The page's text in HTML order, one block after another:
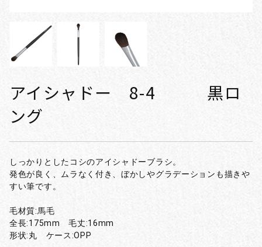
アイシャドー 8-4 黒ロ
ング
しっかりとしたコシのアイシャドーブラシ。
発色が良く、ムラなく付き、ぼかしやグラデーションも描きや
すい筆です。
毛材質:馬毛
全長:175mm 毛丈:16mm
形状:丸 ケース:OPP